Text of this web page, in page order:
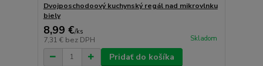
Dvojposchodoový kuchynský regál nad mikrovlnku
biely
8,99 €/ks
7,31 € bez DPH Skladom
Pridať do košíka